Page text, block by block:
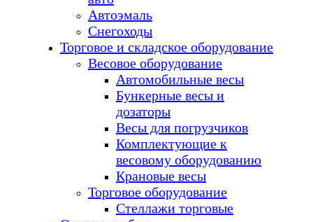
Автоэмаль
Снегоходы
Торговое и складское оборудование
Весовое оборудование
Автомобильные весы
Бункерные весы и
дозаторы
Весы для погрузчиков
Комплектующие к
весовому оборудованию
Крановые весы
Торговое оборудование
Стеллажи торговые